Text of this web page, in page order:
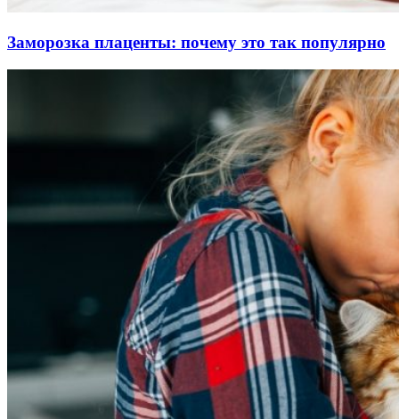
Заморозка плаценты: почему это так популярно